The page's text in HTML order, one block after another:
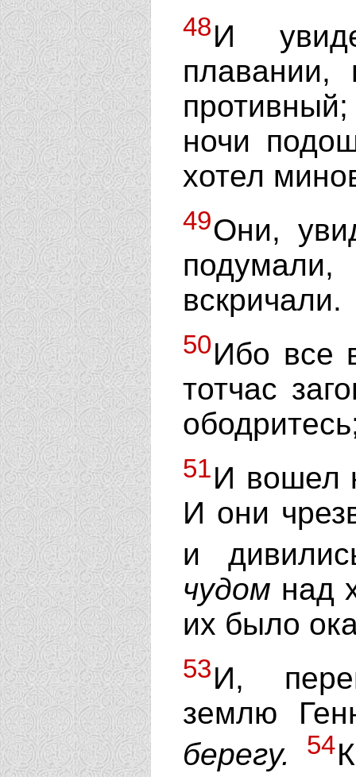
48И
ночи
хотел
49Они,
вскричали.
50Ибо все
тотчас
51И вошел
И они
и
чудом над
их было
53И,
землю
берегу.
54